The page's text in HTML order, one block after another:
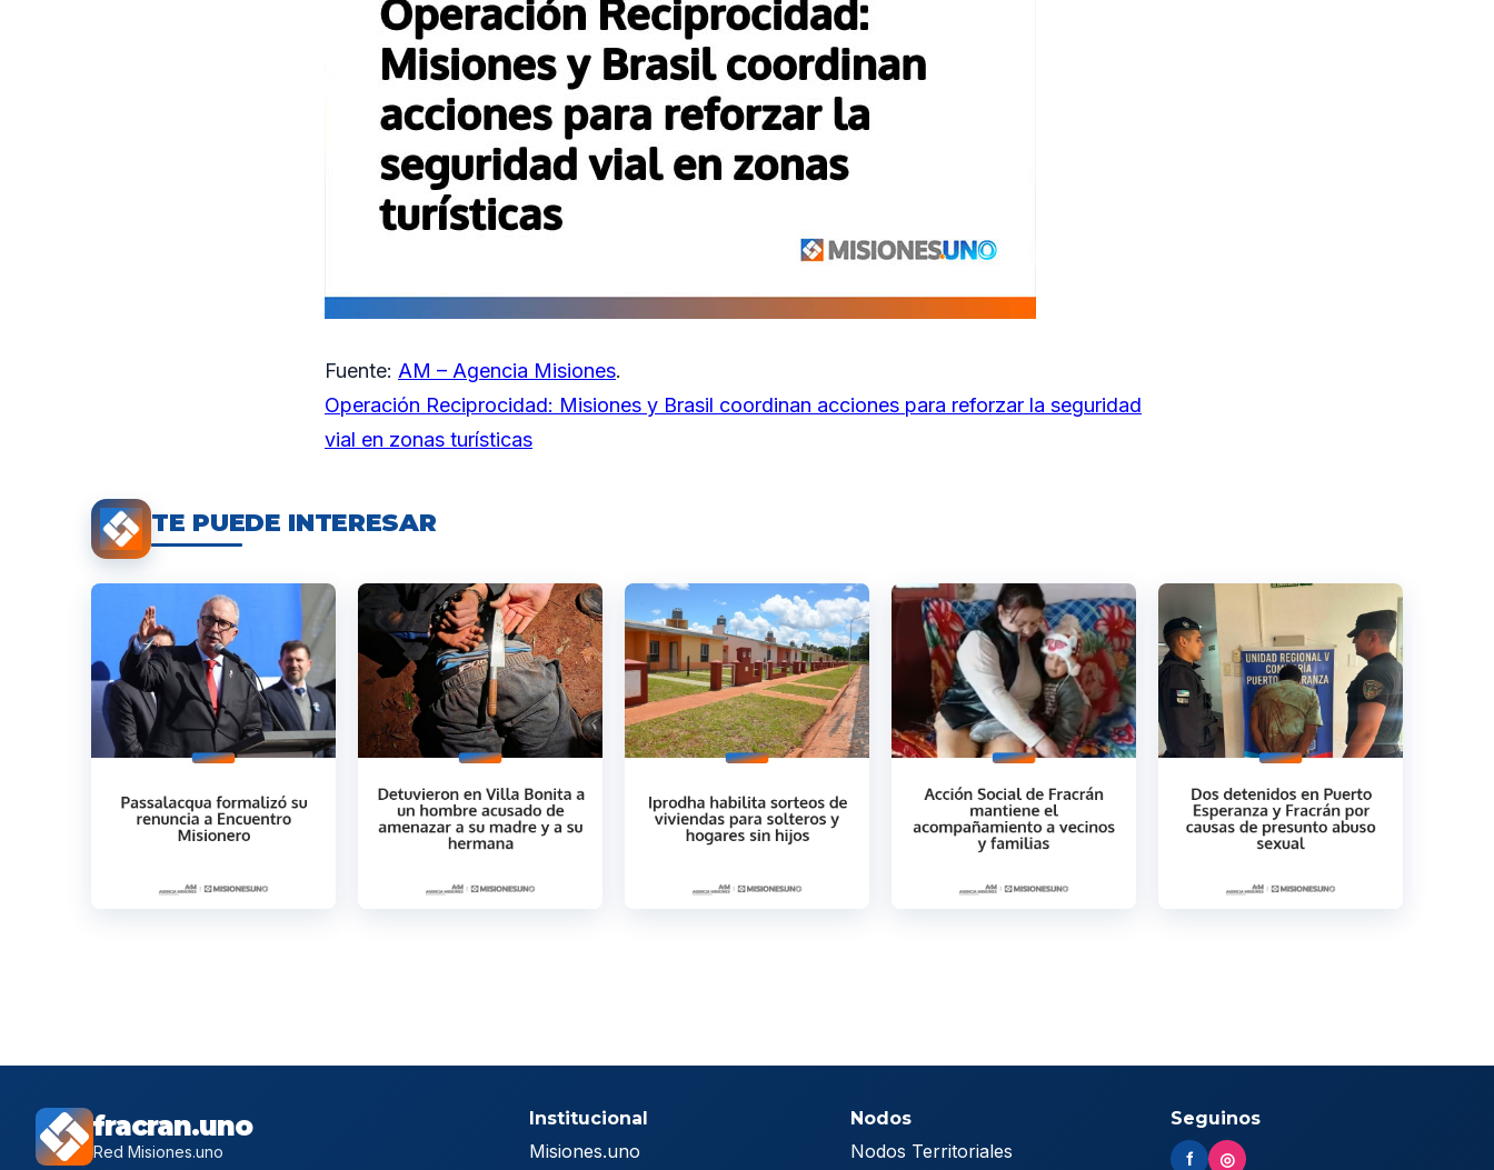
Fuente: AM – Agencia Misiones.
Operación Reciprocidad: Misiones y Brasil coordinan acciones para reforzar la seguridad
vial en zonas turísticas
TE PUEDE INTERESAR
fracran.uno
Red Misiones.uno
Institucional
Misiones.uno
Nodos
Nodos Territoriales
Seguinos
f ◎